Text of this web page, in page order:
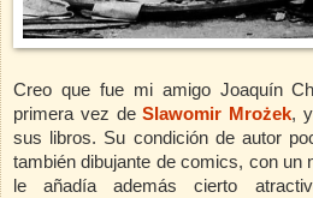
Creo que fue mi amigo Joaquín
primera vez deSlawomir Mrożek,
sus libros. Su condición de autor
también dibujante de comics, con un
le añadía además cierto